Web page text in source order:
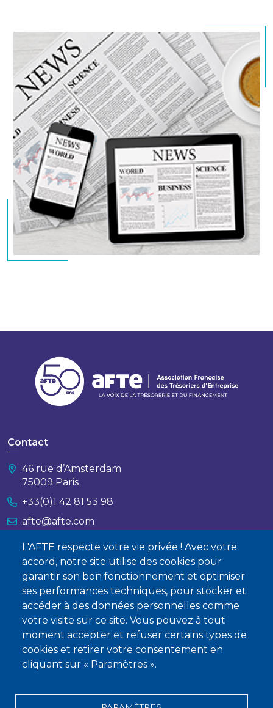
L'AFTE respecte votre vie privée ! Avec votre
accord, notre site utilise des cookies pour
garantir son bon fonctionnement et optimiser
ses performances techniques, pour stocker et
accéder à des données personnelles comme
votre visite sur ce site. Vous pouvez à tout
moment accepter et refuser certains types de
cookies et retirer votre consentement en
cliquant sur « Paramètres ».
Contact
46 rue d’Amsterdam
75009 Paris
+33(0)1 42 81 53 98
afte@afte.com
Nous contacter
À propos
Qui sommes-nous ?
Devenir membre